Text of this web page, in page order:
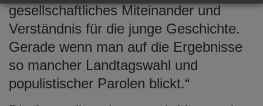
gesellschaftliches Miteinander und
Verständnis für die junge Geschichte.
Gerade wenn man auf die Ergebnisse
so mancher Landtagswahl und
populistischer Parolen blickt.“